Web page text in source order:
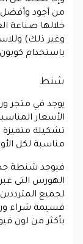
من أجود وأفضل
خلالها صناعة
وغير ذلك)
باستخدام
شنط
يوجد في متجر
الأسعار
تشكيلة
مناسبة لكل
فيوجد شنطة
الهورس التى
لجميع
قسيمة شراء
بأكثر من لون